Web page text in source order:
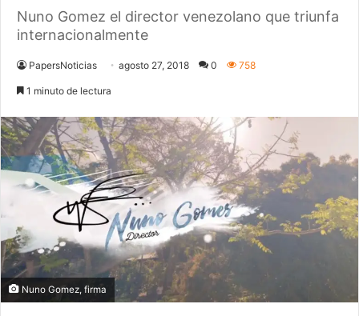
Nuno Gomez el director venezolano que triunfa
internacionalmente
PapersNoticias agosto 27, 2018 0 758
1 minuto de lectura
Nuno Gomez, firma